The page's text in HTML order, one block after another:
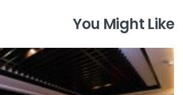
You Might Like